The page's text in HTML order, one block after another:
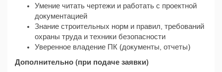
Умение читать чертежи и работать с проектной
документацией
Знание строительных норм и правил, требований
охраны труда и техники безопасности
Уверенное владение ПК (документы, отчеты)
Дополнительно (при подаче заявки)